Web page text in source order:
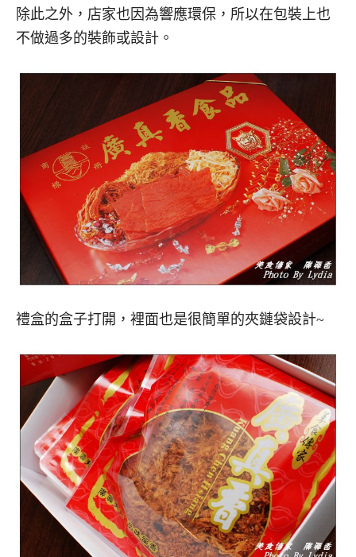
除此之外，店家也因為響應環保，所以在包裝上也
不做過多的裝飾或設計。
禮盒的盒子打開，裡面也是很簡單的夾鏈袋設計~